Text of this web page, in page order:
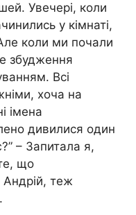
Увечері, коли
у кімнаті,
коли ми почали
збудження
Всі
хоча на
імена
дивилися один
– Запитала я,
що
Андрій, теж